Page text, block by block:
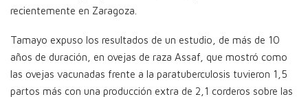
recientemente en Zaragoza.
Tamayo expuso los resultados de un estudio, de más de 10
años de duración, en ovejas de raza Assaf, que mostró como
las ovejas vacunadas frente a la paratuberculosis tuvieron 1,5
partos más con una producción extra de 2,1 corderos sobre las